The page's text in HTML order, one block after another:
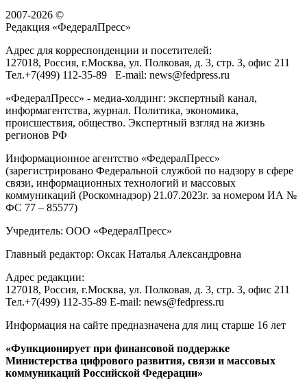
2007-2026 ©
Редакция «ФедералПресс»
Адрес для корреспонденции и посетителей:
127018, Россия, г.Москва, ул. Полковая, д. 3, стр. 3, офис 211
Тел.+7(499) 112-35-89 E-mail: news@fedpress.ru
«ФедералПресс» - медиа-холдинг: экспертный канал,
информагентства, журнал. Политика, экономика,
происшествия, общество. Экспертный взгляд на жизнь
регионов РФ
Информационное агентство «ФедералПресс»
(зарегистрировано Федеральной службой по надзору в сфере
связи, информационных технологий и массовых
коммуникаций (Роскомнадзор) 21.07.2023г. за номером ИА №
ФС 77 – 85577)
Учредитель: ООО «ФедералПресс»
Главный редактор: Оксак Наталья Александровна
Адрес редакции:
127018, Россия, г.Москва, ул. Полковая, д. 3, стр. 3, офис 211
Тел.+7(499) 112-35-89 E-mail: news@fedpress.ru
Информация на сайте предназначена для лиц старше 16 лет
«Функционирует при финансовой поддержке
Министерства цифрового развития, связи и массовых
коммуникаций Российской Федерации»